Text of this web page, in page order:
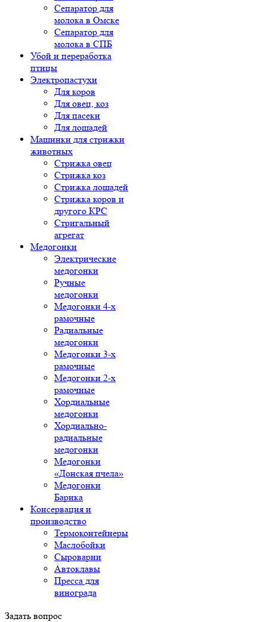
Сепаратор для
молока в Омске
Сепаратор для
молока в СПБ
Убой и переработка
птицы
Электропастухи
Для коров
Для овец, коз
Для пасеки
Для лошадей
Машинки для стрижки
животных
Стрижка овец
Стрижка коз
Стрижка лошадей
Стрижка коров и
другого КРС
Стригальный
агрегат
Медогонки
Электрические
медогонки
Ручные
медогонки
Медогонки 4-х
рамочные
Радиальные
медогонки
Медогонки 3-х
рамочные
Медогонки 2-х
рамочные
Хордиальные
медогонки
Хордиально-
радиальные
медогонки
Медогонки
«Донская пчела»
Медогонки
Барика
Консервация и
производство
Термоконтейнеры
Маслобойки
Сыроварни
Автоклавы
Пресса для
винограда
Задать вопрос